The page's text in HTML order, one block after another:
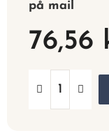
på mail
76,56